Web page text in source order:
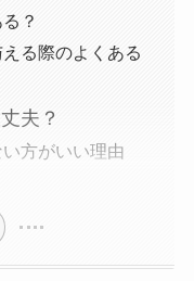
？
る際のよくある
夫？
方がいい理由